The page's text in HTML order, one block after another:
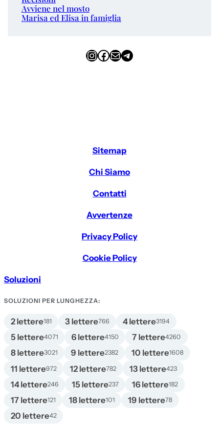
Avviene nel mosto
Marisa ed Elisa in famiglia
InstagramFacebook Email Telegram
Sitemap
Chi Siamo
Contatti
Avvertenze
Privacy Policy
Cookie Policy
Soluzioni
SOLUZIONI PER LUNGHEZZA:
2 lettere181 3 lettere766 4 lettere3194
5 lettere4071 6 lettere4150 7 lettere4260
8 lettere3021 9 lettere2382 10 lettere1608
11 lettere972 12 lettere782 13 lettere423
14 lettere246 15 lettere237 16 lettere182
17 lettere121 18 lettere101 19 lettere78
20 lettere42